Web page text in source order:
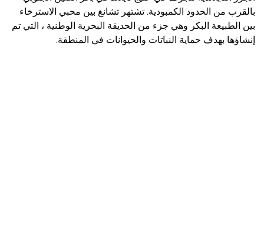
بالقرب من الحدود الكمبودية. تشتهر تشانغ بين محبي الاسترخاء
بين الطبيعة البكر وهي جزء من الحديقة البحرية الوطنية ، التي تم
إنشاؤها بهدف حماية النباتات والحيوانات في المنطقة.